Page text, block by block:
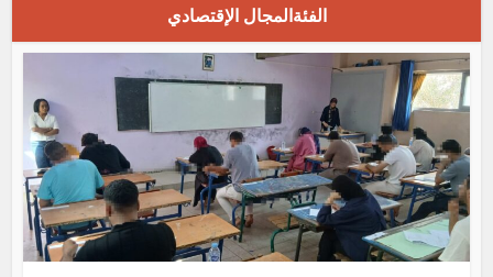
الفئةالمجال الإقتصادي